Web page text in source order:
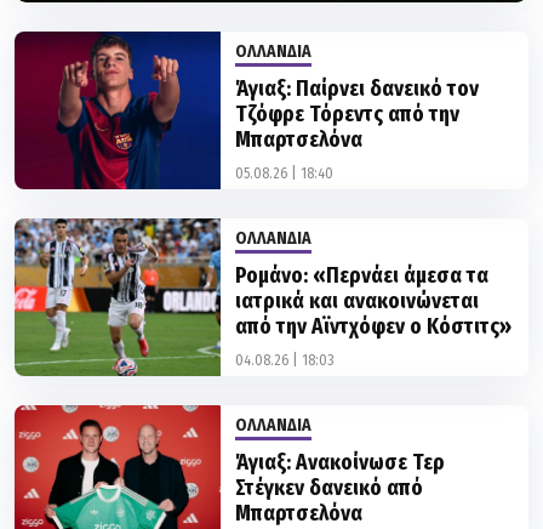
OΛΛΑΝΔΙΑ
Άγιαξ: Παίρνει δανεικό τον
Τζόφρε Τόρεντς από την
Μπαρτσελόνα
05.08.26 | 18:40
OΛΛΑΝΔΙΑ
Ρομάνο: «Περνάει άμεσα τα
ιατρικά και ανακοινώνεται
από την Αϊντχόφεν ο Κόστιτς»
04.08.26 | 18:03
OΛΛΑΝΔΙΑ
Άγιαξ: Ανακοίνωσε Τερ
Στέγκεν δανεικό από
Μπαρτσελόνα